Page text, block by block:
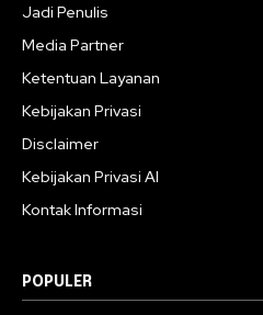
Jadi Penulis
Media Partner
Ketentuan Layanan
Kebijakan Privasi
Disclaimer
Kebijakan Privasi AI
Kontak Informasi
POPULER